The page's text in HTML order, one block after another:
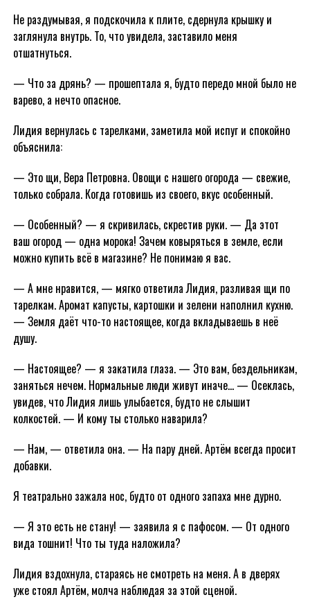
Не раздумывая, я подскочила к плите, сдернула крышку и
заглянула внутрь. То, что увидела, заставило меня
отшатнуться.
— Что за дрянь? — прошептала я, будто передо мной было не
варево, а нечто опасное.
Лидия вернулась с тарелками, заметила мой испуг и спокойно
объяснила:
— Это щи, Вера Петровна. Овощи с нашего огорода — свежие,
только собрала. Когда готовишь из своего, вкус особенный.
— Особенный? — я скривилась, скрестив руки. — Да этот
ваш огород — одна морока! Зачем ковыряться в земле, если
можно купить всё в магазине? Не понимаю я вас.
— А мне нравится, — мягко ответила Лидия, разливая щи по
тарелкам. Аромат капусты, картошки и зелени наполнил кухню.
— Земля даёт что-то настоящее, когда вкладываешь в неё
душу.
— Настоящее? — я закатила глаза. — Это вам, бездельникам,
заняться нечем. Нормальные люди живут иначе… — Осеклась,
увидев, что Лидия лишь улыбается, будто не слышит
колкостей. — И кому ты столько наварила?
— Нам, — ответила она. — На пару дней. Артём всегда просит
добавки.
Я театрально зажала нос, будто от одного запаха мне дурно.
— Я это есть не стану! — заявила я с пафосом. — От одного
вида тошнит! Что ты туда наложила?
Лидия вздохнула, стараясь не смотреть на меня. А в дверях
уже стоял Артём, молча наблюдая за этой сценой.